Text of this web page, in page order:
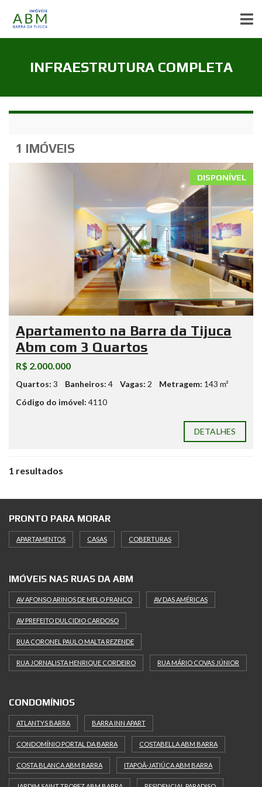
INFRAESTRUTURA COMPLETA
1 IMÓVEIS
DISPONÍVEL
Apartamento na Barra da Tijuca
Abm com 3 Quartos
R$ 2.000.000
Quartos: 3 Banheiros: 4 Vagas: 2 Metragem: 143 m²
Código do imóvel: 4110
DETALHES
1 resultados
PRONTO PARA MORAR
APARTAMENTOS CASAS COBERTURAS
IMÓVEIS NAS RUAS DA ABM
AV AFONSO ARINOS DE MELO FRANCO AV DAS AMÉRICAS
AV PREFEITO DULCIDIO CARDOSO
RUA CORONEL PAULO MALTA REZENDE
RUA JORNALISTA HENRIQUE CORDEIRO RUA MÁRIO COVAS JÚNIOR
CONDOMÍNIOS
ATLANTYS BARRA BARRA INN APART
CONDOMÍNIO PORTAL DA BARRA COSTABELLA ABM BARRA
COSTA BLANCA ABM BARRA ITAPOÃ-JATIÚCA ABM BARRA